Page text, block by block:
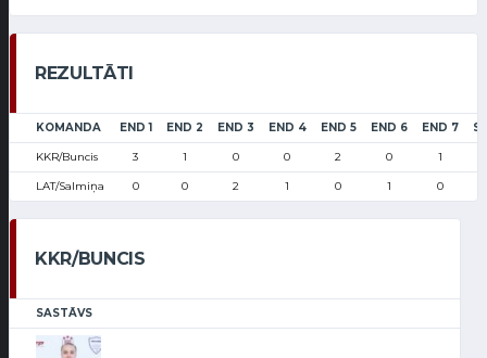
REZULTĀTI
KOMANDA END 1 END 2 END 3 END 4 END 5 END 6 END 7
KKR/Buncis 3 1 0 0 2 0 1
LAT/Salmiņa 0 0 2 1 0 1 0
KKR/BUNCIS
SASTĀVS